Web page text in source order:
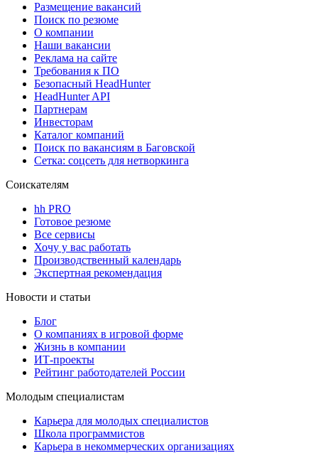
Размещение вакансий
Поиск по резюме
О компании
Наши вакансии
Реклама на сайте
Требования к ПО
Безопасный HeadHunter
HeadHunter API
Партнерам
Инвесторам
Каталог компаний
Поиск по вакансиям в Баговской
Сетка: соцсеть для нетворкинга
Соискателям
hh PRO
Готовое резюме
Все сервисы
Хочу у вас работать
Производственный календарь
Экспертная рекомендация
Новости и статьи
Блог
О компаниях в игровой форме
Жизнь в компании
ИТ-проекты
Рейтинг работодателей России
Молодым специалистам
Карьера для молодых специалистов
Школа программистов
Карьера в некоммерческих организациях